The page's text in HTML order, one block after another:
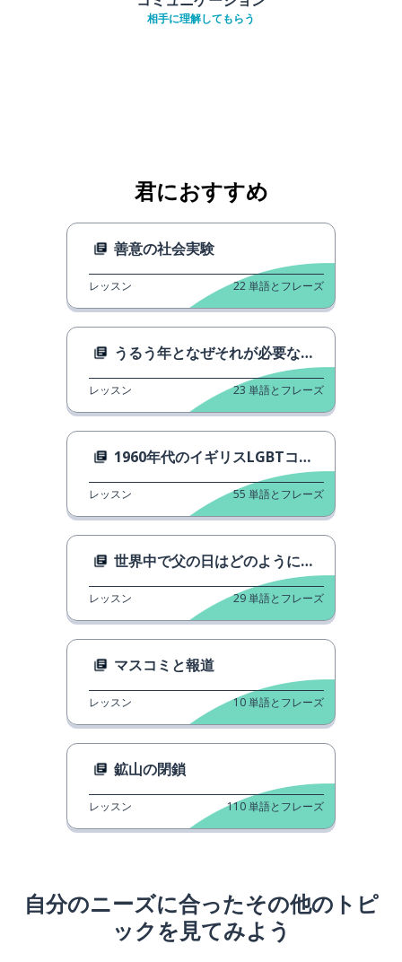
相手に理解してもらう
君におすすめ
善意の社会実験
レッスン 22単語とフレーズ
うるう年となぜそれが必要なのか
レッスン 23 単語とフレーズ
1960年代のイギリスLGBTコミュニティでの生活
レッスン 55 単語とフレーズ
世界中で父の日はどのように祝われていますか
レッスン 29単語とフレーズ
マスコミと報道
レッスン 10単語とフレーズ
鉱山の閉鎖
レッスン 110単語とフレーズ
自分のニーズに合ったその他のトピ
ックを見てみよう